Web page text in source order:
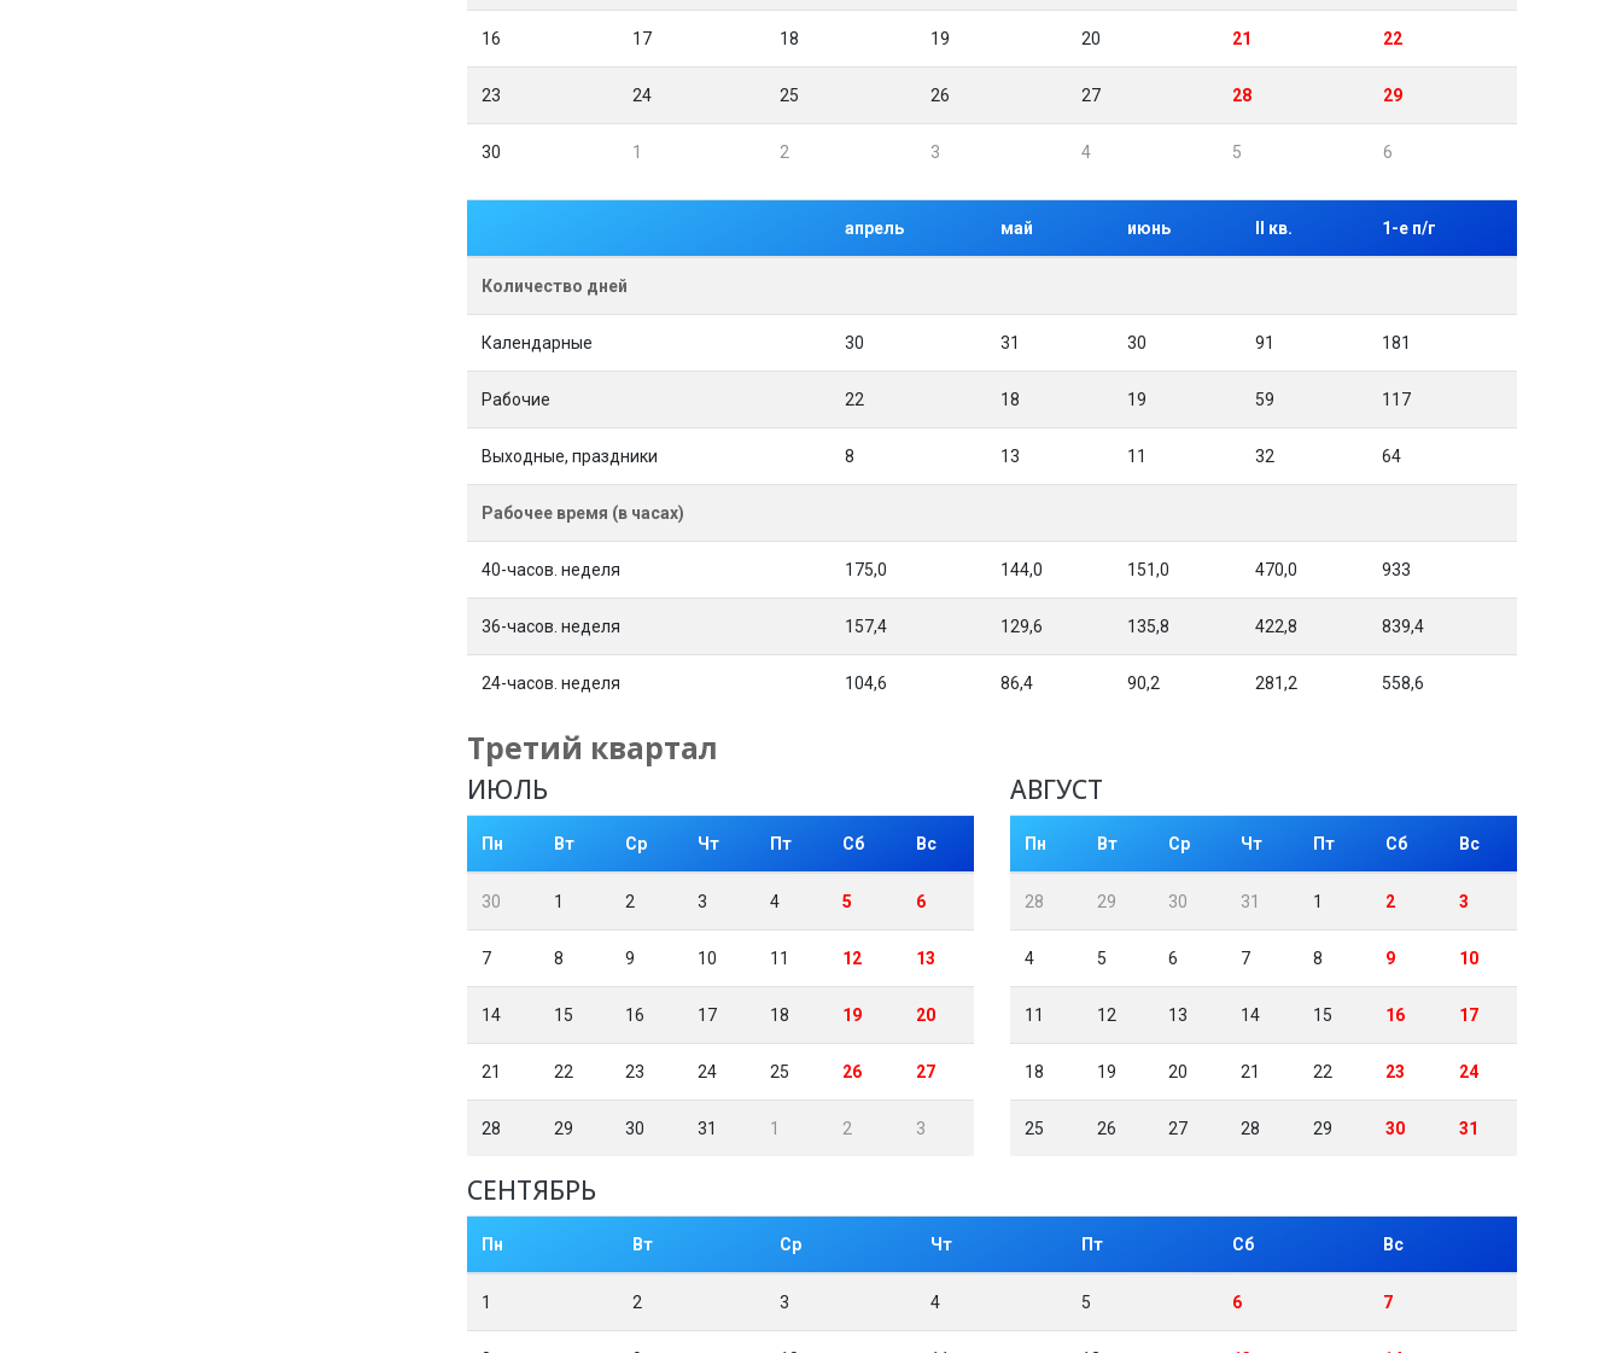
16 17 18 19 20 21 22
23 24 25 26 27 28 29
30 1 2 3 4 5 6
апрель май июнь II кв. 1-е п/г
Количество дней
Календарные 30 31 30 91 181
Рабочие 22 18 19 59 117
Выходные, праздники 8 13 11 32 64
Рабочее время (в часах)
40-часов. неделя 175,0 144,0 151,0 470,0 933
36-часов. неделя 157,4 129,6 135,8 422,8 839,4
24-часов. неделя 104,6 86,4 90,2 281,2 558,6
Третий квартал
ИЮЛЬ
Пн Вт Ср Чт Пт Сб Вс
30 1 2 3 4 5 6
7 8 9 10 11 12 13
14 15 16 17 18 19 20
21 22 23 24 25 26 27
28 29 30 31 1 2 3
АВГУСТ
Пн Вт Ср Чт Пт Сб Вс
28 29 30 31 1 2 3
4 5 6 7 8 9 10
11 12 13 14 15 16 17
18 19 20 21 22 23 24
25 26 27 28 29 30 31
СЕНТЯБРЬ
Пн Вт Ср Чт Пт Сб Вс
1 2 3 4 5 6 7